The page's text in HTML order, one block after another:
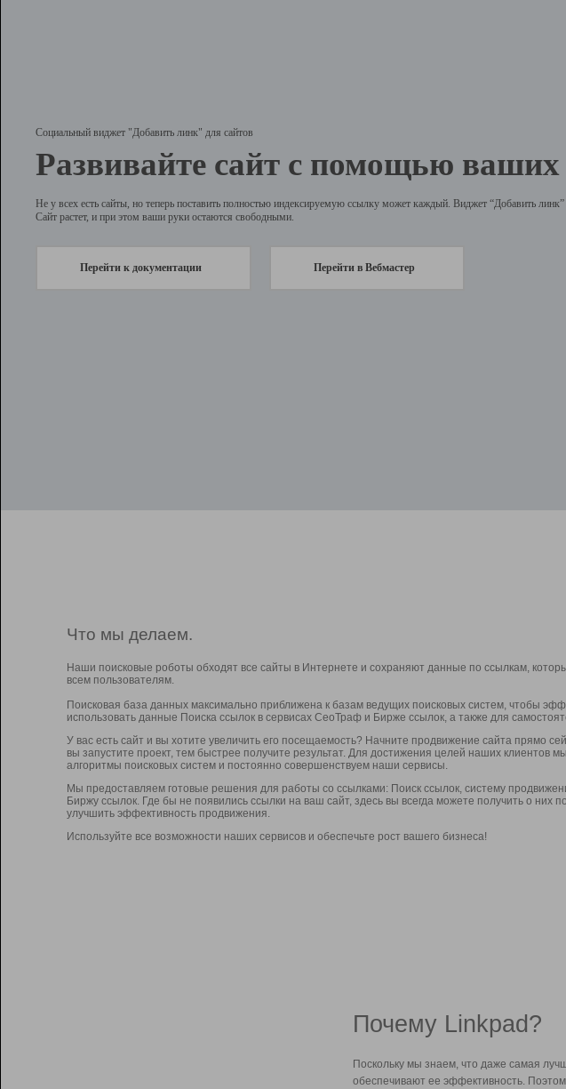
Социальный виджет "Добавить линк" для сайтов
Развивайте сайт с помощью ваших
Не у всех есть сайты, но теперь поставить полностью индексируемую ссылку может каждый. Виджет “Добавить
Сайт растет, и при этом ваши руки остаются свободными.
Перейти к документации Перейти в Вебмастер
Что мы делаем.
Наши поисковые роботы обходят все сайты в Интернете и сохраняют данные по ссылкам,
всем пользователям.
Поисковая база данных максимально приближена к базам ведущих поисковых систем, чтобы
использовать данные Поиска ссылок в сервисах СеоТраф и Бирже ссылок, а также для
У вас есть сайт и вы хотите увеличить его посещаемость? Начните продвижение сайта прямо
вы запустите проект, тем быстрее получите результат. Для достижения целей наших клиентов
алгоритмы поисковых систем и постоянно совершенствуем наши сервисы.
Мы предоставляем готовые решения для работы со ссылками: Поиск ссылок, систему
Биржу ссылок. Где бы не появились ссылки на ваш сайт, здесь вы всегда можете получить о них
улучшить эффективность продвижения.
Используйте все возможности наших сервисов и обеспечьте рост вашего бизнеса!
Почему Linkpad?
Поскольку мы знаем, что даже самая
обеспечивают ее эффективность.